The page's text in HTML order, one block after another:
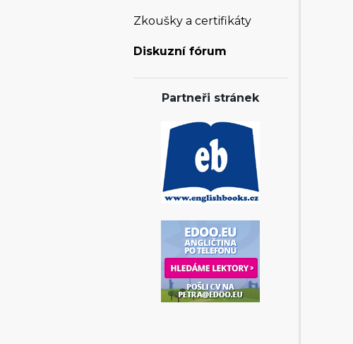
Zkoušky a certifikáty
Diskuzní fórum
Partneři stránek